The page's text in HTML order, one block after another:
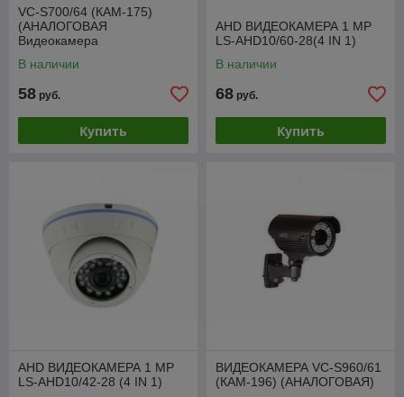
VC-S700/64 (КАМ-175)
(АНАЛОГОВАЯ
Видеокамера
В наличии
58 руб.
Купить
AHD ВИДЕОКАМЕРА 1 МР
LS-AHD10/60-28(4 IN 1)
В наличии
68 руб.
Купить
AHD ВИДЕОКАМЕРА 1 МР
LS-AHD10/42-28 (4 IN 1)
ВИДЕОКАМЕРА VC-S960/61
(КАМ-196) (АНАЛОГОВАЯ)